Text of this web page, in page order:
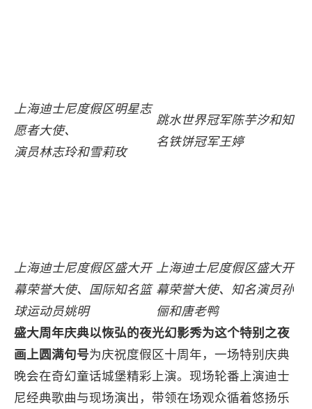
上海迪士尼度假区明星志
愿者大使、
演员林志玲和雪莉玫
跳水世界冠军陈芋汐和知
名铁饼冠军王婷
上海迪士尼度假区盛大开
幕荣誉大使、国际知名篮
球运动员姚明
上海迪士尼度假区盛大开
幕荣誉大使、知名演员孙
俪和唐老鸭
盛大周年庆典以恢弘的夜光幻影秀为这个特别之夜
画上圆满句号为庆祝度假区十周年，一场特别庆典
晚会在奇幻童话城堡精彩上演。现场轮番上演迪士
尼经典歌曲与现场演出，带领在场观众循着悠扬乐